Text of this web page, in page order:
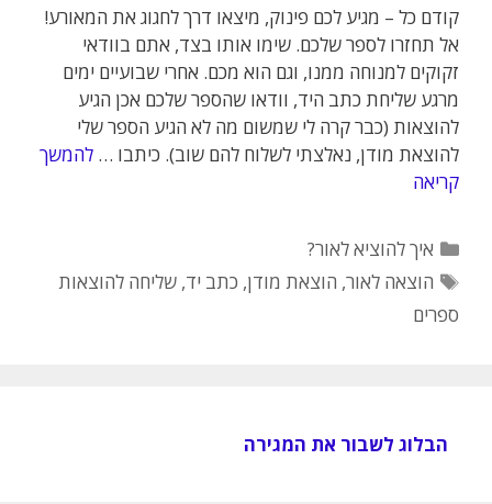
קודם כל – מגיע לכם פינוק, מיצאו דרך לחגוג את המאורע!
אל תחזרו לספר שלכם. שימו אותו בצד, אתם בוודאי
זקוקים למנוחה ממנו, וגם הוא מכם. אחרי שבועיים ימים
מרגע שליחת כתב היד, וודאו שהספר שלכם אכן הגיע
להוצאות (כבר קרה לי שמשום מה לא הגיע הספר שלי
להוצאת מודן, נאלצתי לשלוח להם שוב). כיתבו … להמשך
קריאה
קטגוריות
איך להוציא לאור?
תגיות
הוצאה לאור, הוצאת מודן, כתב יד,שליחה להוצאות
ספרים
הבלוג לשבור את המגירה